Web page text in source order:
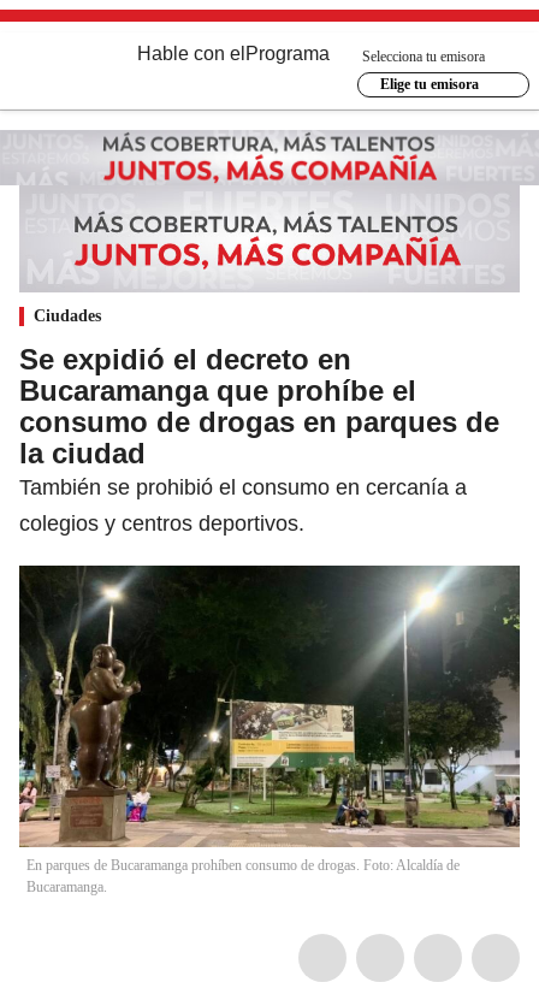
Hable con el Programa
Selecciona tu emisora
Elige tu emisora
Ciudades
Se expidió el decreto en
Bucaramanga que prohíbe el
consumo de drogas en parques de
la ciudad
También se prohibió el consumo en cercanía a
colegios y centros deportivos.
En parques de Bucaramanga prohíben consumo de drogas. Foto: Alcaldía de
Bucaramanga.